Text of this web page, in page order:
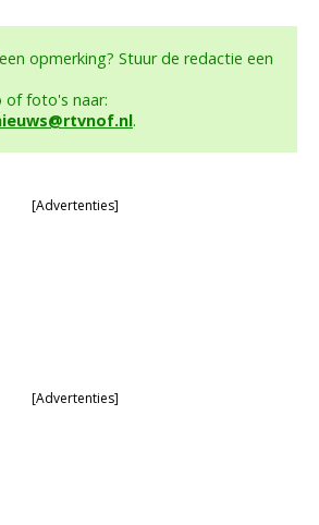
opmerking? Stuur de redactie een
of foto's naar:
.
[Advertenties]
[Advertenties]